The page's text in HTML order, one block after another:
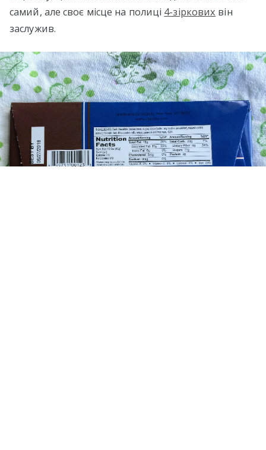
самий, але своє місце на полиці 4-зіркових він
заслужив.